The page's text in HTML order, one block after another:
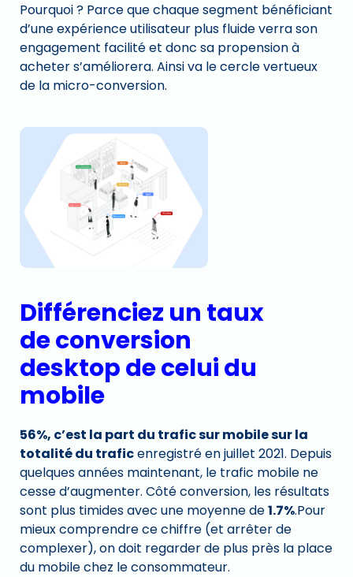
Pourquoi ? Parce que chaque segment bénéficiant
d’une expérience utilisateur plus fluide verra son
engagement facilité et donc sa propension à
acheter s’améliorera. Ainsi va le cercle vertueux
de la micro-conversion.
Différenciez un taux
de conversion
desktop de celui du
mobile
56%, c’est la part du trafic sur mobile sur la
totalité du traficenregistré en juillet 2021. Depuis
quelques années maintenant, le trafic mobile ne
cesse d’augmenter. Côté conversion, les résultats
sont plus timides avec une moyenne de1.7%.Pour
mieux comprendre ce chiffre (et arrêter de
complexer), on doit regarder de plus près la place
du mobile chez le consommateur.